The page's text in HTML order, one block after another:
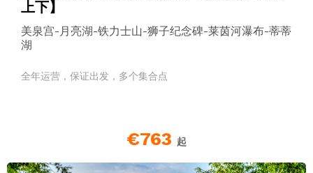
上下】
美泉宫-月亮湖-铁力士山-狮子纪念碑-莱茵河瀑布-蒂蒂
湖
全年运营，保证出发，多个集合点
€763 起